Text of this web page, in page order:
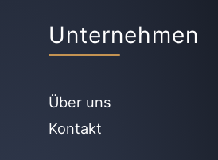
Unternehmen
Über uns
Kontakt